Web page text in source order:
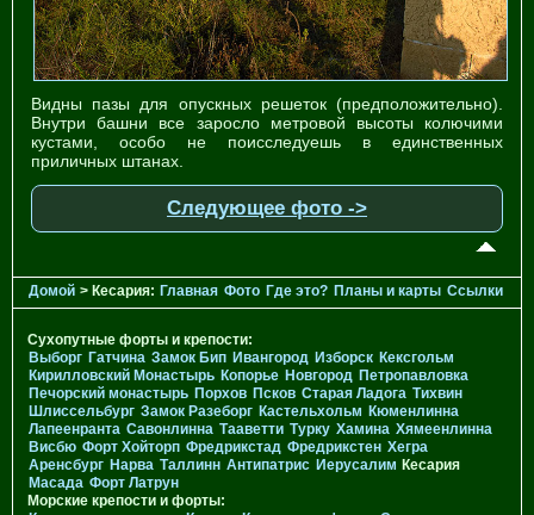
Видны пазы для опускных решеток (предположительно).
Внутри башни все заросло метровой высоты колючими
кустами, особо не поисследуешь в единственных
приличных штанах.
Следующее фото ->
Домой > Кесария: Главная Фото Где это? Планы и карты Ссылки
Сухопутные форты и крепости:
Выборг Гатчина Замок Бип Ивангород Изборск Кексгольм
Кирилловский Монастырь Копорье Новгород Петропавловка
Печорcкий монастырь Порхов Псков Старая Ладога Тихвин
Шлиссельбург Замок Разеборг Кастельхольм Кюменлинна
Лапеенранта Савонлинна Тааветти Турку Хамина Хямеенлинна
Висбю Форт Хойторп Фредрикстад Фредрикстен Хегра
Аренсбург Нарва Таллинн Антипатрис Иерусалим Кесария
Масада Форт Латрун
Морские крепости и форты: